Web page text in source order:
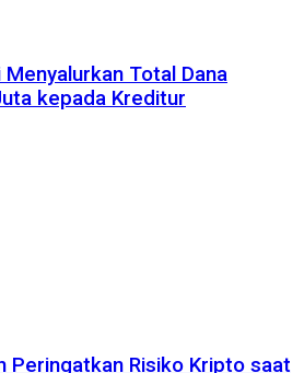
Menyalurkan Total Dana
kepada Kreditur
Peringatkan Risiko Kripto saat